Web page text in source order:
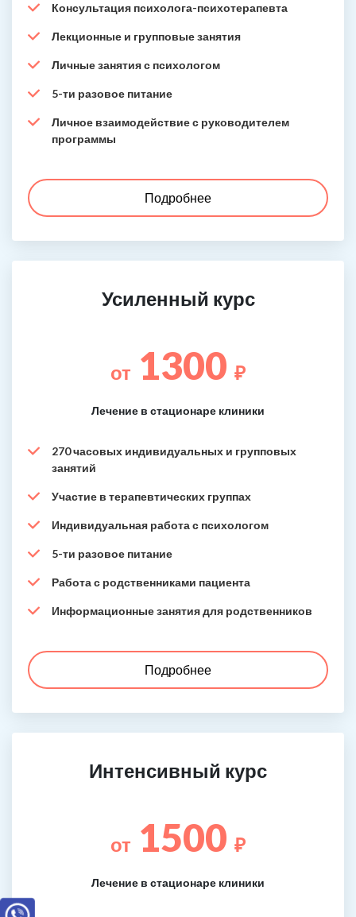
Консультация психолога-психотерапевта
Лекционные и групповые занятия
Личные занятия с психологом
5-ти разовое питание
Личное взаимодействие с руководителем
программы
Подробнее
Усиленный курс
от 1300 ₽
Лечение в стационаре клиники
270 часовых индивидуальных и групповых
занятий
Участие в терапевтических группах
Индивидуальная работа с психологом
5-ти разовое питание
Работа с родственниками пациента
Информационные занятия для родственников
Подробнее
Интенсивный курс
от 1500 ₽
Лечение в стационаре клиники